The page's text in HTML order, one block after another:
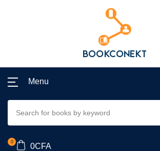
Menu
0
0CFA